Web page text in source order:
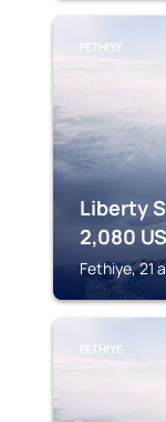
FETHIYE
Liberty
2,080
Fethiye, 21
FETHIYE